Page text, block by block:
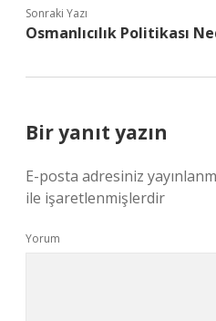
Sonraki Yazı
Osmanlıcılık Politikası
Bir yanıt yazın
E-posta adresiniz
ile işaretlenmişlerdir
Yorum